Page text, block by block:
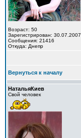
Возраст: 50
Зарегистрирован: 30.07.2007
Сообщения: 21416
Откуда: Днепр
Вернуться к началу
НатальяКиев
Свой человек